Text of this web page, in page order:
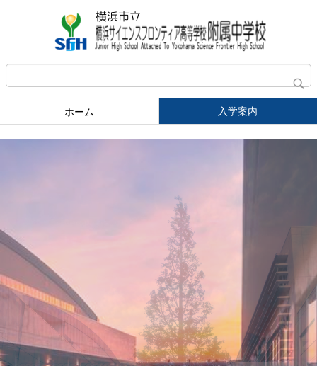
ホーム 入学案内